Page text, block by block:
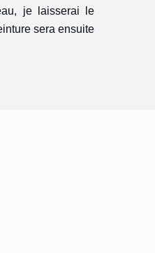
je laisserai le
sera ensuite